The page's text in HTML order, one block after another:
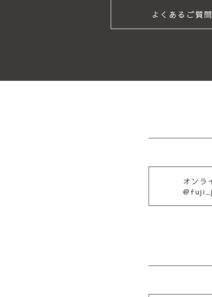
よくあるご質問
オンラ